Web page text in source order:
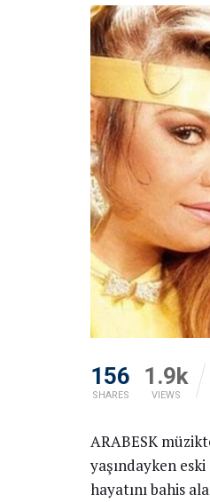
156
SHARES
1.9k
VIEWS
ARABESK
yaşındayken
hayatını bahis